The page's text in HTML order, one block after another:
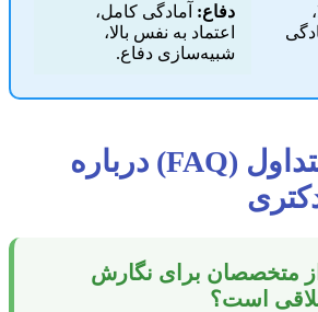
دفاع: آمادگی کامل،
اعتماد به نفس بالا،
شبیه‌سازی دفاع.
پرسش‌های متداول (FAQ) درباره
متخصصان برای نگارش
است؟